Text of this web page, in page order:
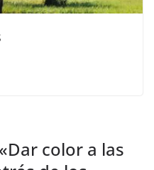
Dar color a las